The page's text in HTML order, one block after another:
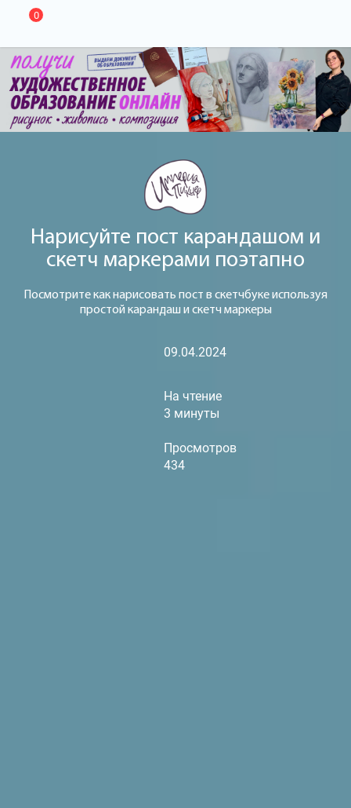
0
Нарисуйте пост карандашом и
скетч маркерами поэтапно
Посмотрите как нарисовать пост в скетчбуке используя
простой карандаш и скетч маркеры
09.04.2024
На чтение
3 минуты
Просмотров
434